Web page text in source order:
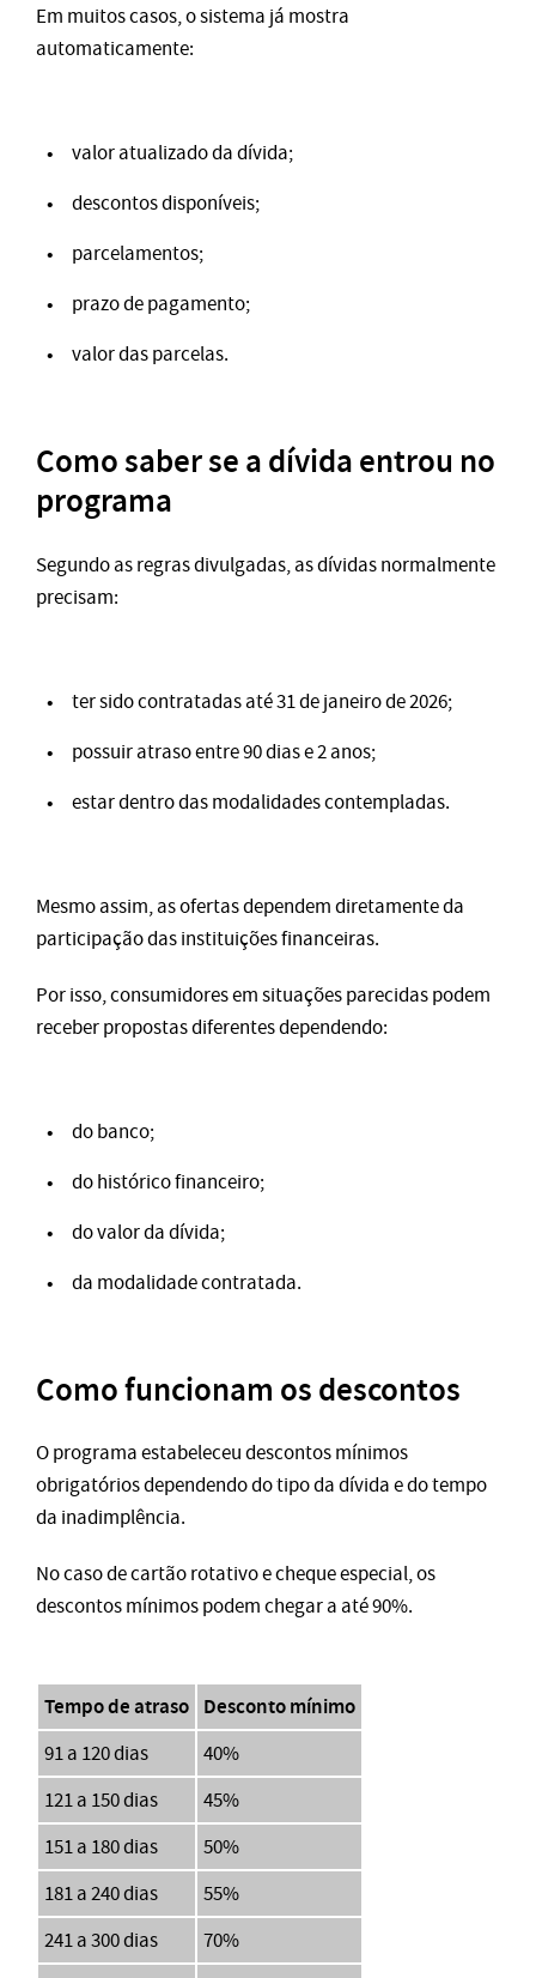
Em muitos casos, o sistema já mostra
automaticamente:
valor atualizado da dívida;
descontos disponíveis;
parcelamentos;
prazo de pagamento;
valor das parcelas.
Como saber se a dívida entrou no
programa
Segundo as regras divulgadas, as dívidas normalmente
precisam:
ter sido contratadas até 31 de janeiro de 2026;
possuir atraso entre 90 dias e 2 anos;
estar dentro das modalidades contempladas.
Mesmo assim, as ofertas dependem diretamente da
participação das instituições financeiras.
Por isso, consumidores em situações parecidas podem
receber propostas diferentes dependendo:
do banco;
do histórico financeiro;
do valor da dívida;
da modalidade contratada.
Como funcionam os descontos
O programa estabeleceu descontos mínimos
obrigatórios dependendo do tipo da dívida e do tempo
da inadimplência.
No caso de cartão rotativo e cheque especial, os
descontos mínimos podem chegar a até 90%.
Tempo de atraso Desconto mínimo
91 a 120 dias
40%
121 a 150 dias
45%
151 a 180 dias
50%
181 a 240 dias
55%
241 a 300 dias
70%